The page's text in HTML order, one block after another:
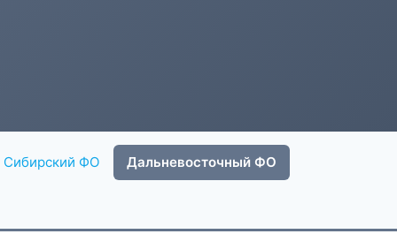
Сибирский ФО Дальневосточный ФО